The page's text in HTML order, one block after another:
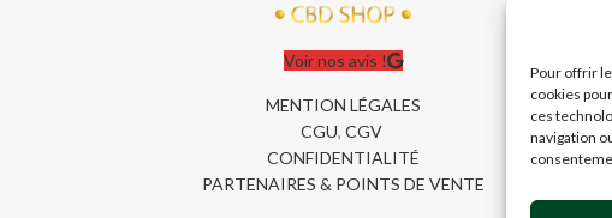
Pour offrir
cookies
ces
navigation
Voir nos avis !
MENTION LÉGALES
CGU, CGV
CONFIDENTIALITÉ
PARTENAIRES & POINTS DE VENTE